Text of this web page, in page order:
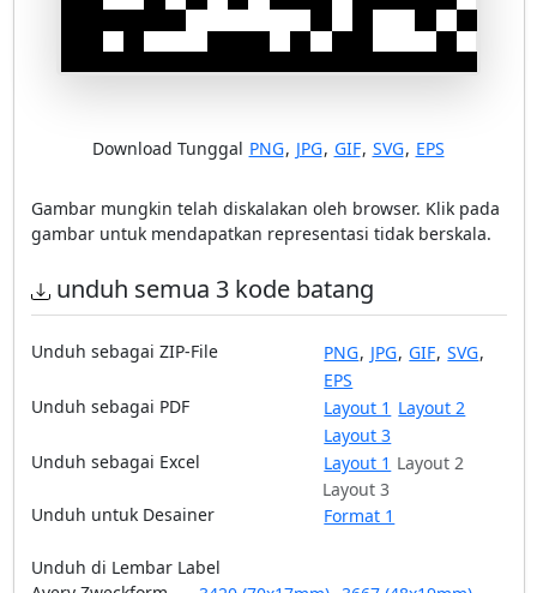
Download Tunggal PNG, JPG, GIF, SVG, EPS
Gambar mungkin telah diskalakan oleh browser. Klik pada
gambar untuk mendapatkan representasi tidak berskala.
unduh semua 3 kode batang
Unduh sebagai ZIP-File PNG, JPG, GIF, SVG,
EPS
Unduh sebagai PDF
Layout 1 Layout 2
Layout 3
Unduh sebagai Excel
Layout 1 Layout 2
Layout 3
Unduh untuk Desainer
Format 1
Unduh di Lembar Label